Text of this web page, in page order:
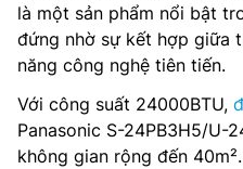
là một sản phẩm nổi bật
đứng nhờ sự kết hợp giữa
năng công nghệ tiên tiến.
Với công suất 24000BTU,
Panasonic S-24PB3H5/U-
không gian rộng đến